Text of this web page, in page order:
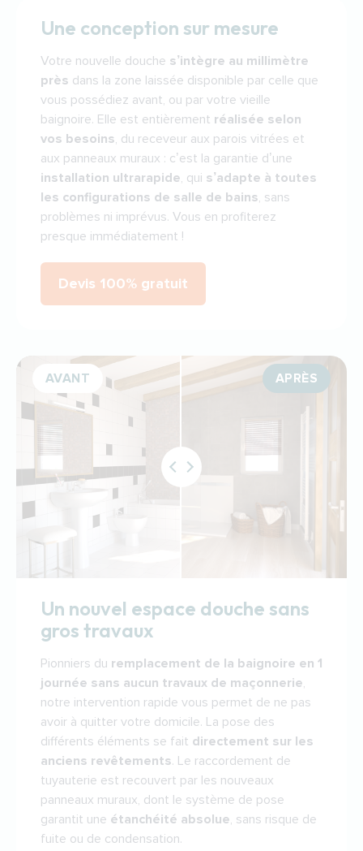
Une conception sur mesure
Votre nouvelle douche s’intègre au millimètre
près dans la zone laissée disponible par celle que
vous possédiez avant, ou par votre vieille
baignoire. Elle est entièrement réalisée selon
vos besoins, du receveur aux parois vitrées et
aux panneaux muraux : c’est la garantie d’une
installation ultrarapide, qui s’adapte à toutes
les configurations de salle de bains, sans
problèmes ni imprévus. Vous en profiterez
presque immédiatement !
Devis 100% gratuit
Un nouvel espace douche sans
gros travaux
Pionniers du remplacement de la baignoire en 1
journée sans aucun travaux de maçonnerie,
notre intervention rapide vous permet de ne pas
avoir à quitter votre domicile. La pose des
différents éléments se fait directement sur les
anciens revêtements. Le raccordement de
tuyauterie est recouvert par les nouveaux
panneaux muraux, dont le système de pose
garantit une étanchéité absolue, sans risque de
fuite ou de condensation.